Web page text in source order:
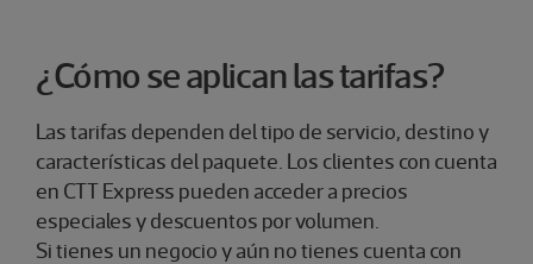
¿Cómo se aplican las tarifas?
Las tarifas dependen del tipo de servicio, destino y
características del paquete. Los clientes con cuenta
en CTT Express pueden acceder a precios
especiales y descuentos por volumen.​
Si tienes un negocio y aún no tienes cuenta con